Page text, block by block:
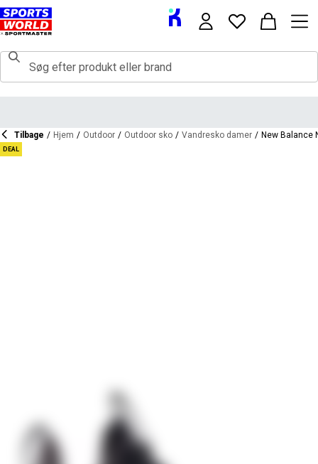
Tilbage / Hjem / Outdoor / Outdoor sko / Vandresko damer / New Balance
DEAL